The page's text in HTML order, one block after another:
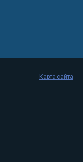
Карта сайта